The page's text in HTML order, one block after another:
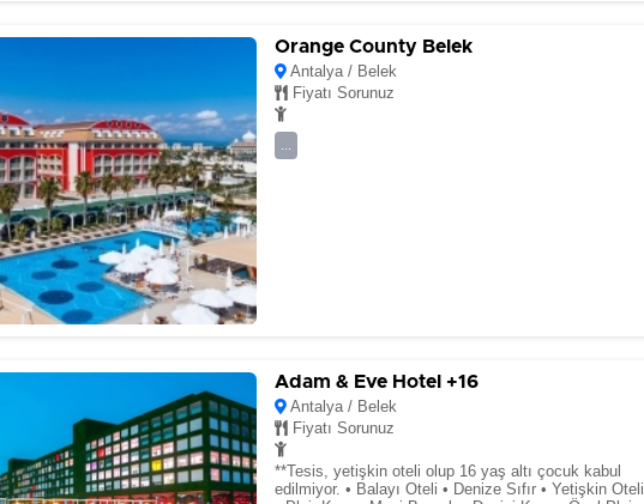
Orange County Belek
Antalya / Belek
Fiyatı Sorunuz
Adam & Eve Hotel +16
Antalya / Belek
Fiyatı Sorunuz
**Tesis, yetişkin oteli olup 16 yaş altı çocuk kabul
edilmiyor. • Balayı Oteli • Denize Sıfır • Yetişkin Oteli